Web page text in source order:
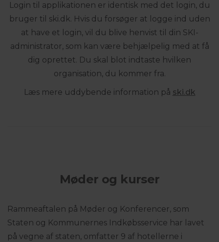
Login til applikationen er identisk med det login, du
bruger til ski.dk. Hvis du forsøger at logge ind uden
at have et login, vil du blive henvist til din SKI-
administrator, som kan være behjælpelig med at få
dig oprettet. Du skal blot indtaste hvilken
organisation, du kommer fra.
Læs mere uddybende information på ski.dk
Møder og kurser
Rammeaftalen på Møder og Konferencer, som
Staten og Kommunernes Indkøbsservice har lavet
på vegne af staten, omfatter 9 af hotellerne i